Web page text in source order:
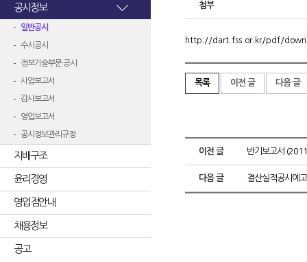
공시정보
일반공시
수시공시
정보기술부문 공시
사업보고서
감사보고서
영업보고서
공시정보관리규정
지배구조
윤리경영
영업점안내
채용정보
공고
첨부
http://dart.fss.or.kr/pdf/
목록 이전 글 다음 글
이전 글 반기보고서
다음 글 결산실적공시예